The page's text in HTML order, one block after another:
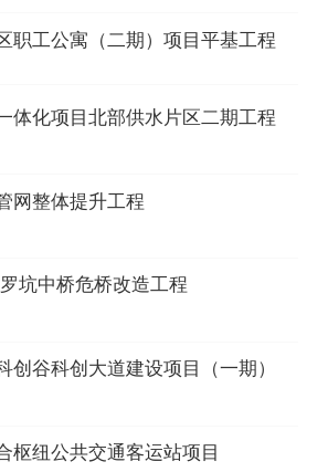
职工公寓（二期）项目平基工程
体化项目北部供水片区二期工程
网整体提升工程
坑中桥危桥改造工程
创谷科创大道建设项目（一期）
枢纽公共交通客运站项目